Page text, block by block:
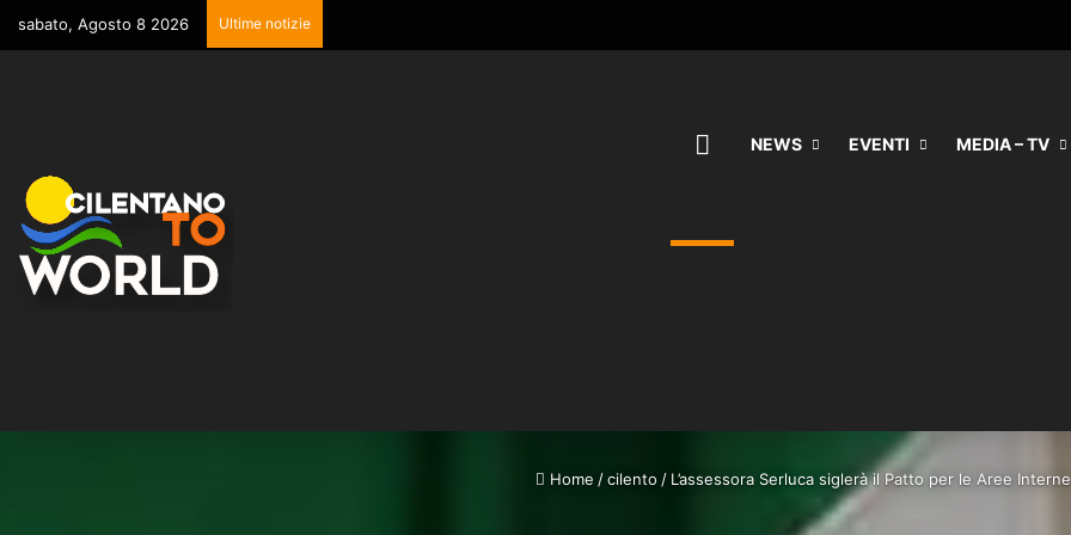
sabato, Agosto 8 2026 Ultime notizie
HOMENEWS EVENTI MEDIA – TV
Home /cilento / L’assessora Serluca siglerà il Patto per le Aree Interne